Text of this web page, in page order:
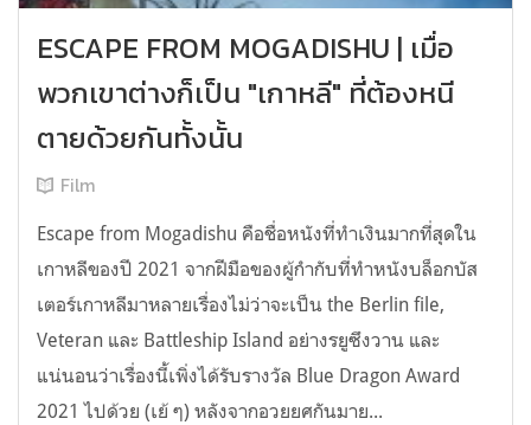
ESCAPE FROM MOGADISHU | เมื่อ
พวกเขาต่างก็เป็น "เกาหลี" ที่ต้องหนี
ตายด้วยกันทั้งนั้น
Film
Escape from Mogadishu คือชื่อหนังที่ทำเงินมากที่สุดใน
เกาหลีของปี 2021 จากฝีมือของผู้กำกับที่ทำหนังบล็อกบัส
เตอร์เกาหลีมาหลายเรื่องไม่ว่าจะเป็น the Berlin file,
Veteran และ Battleship Island อย่างรยูซึงวาน และ
แน่นอนว่าเรื่องนี้เพิ่งได้รับรางวัล Blue Dragon Award
2021 ไปด้วย (เย้ ๆ) หลังจากอวยยศกันมาย...